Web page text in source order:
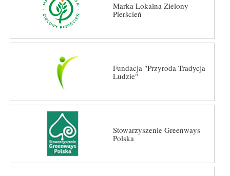
Marka Lokalna Zielony
Pierścień
Fundacja "Przyroda Tradycja
Ludzie"
Stowarzyszenie Greenways
Polska